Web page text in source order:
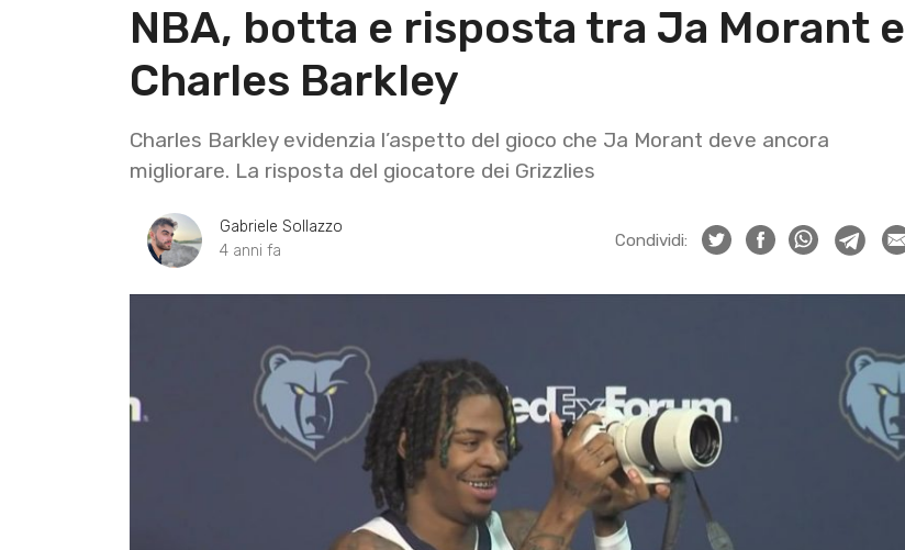
NBA, botta e risposta tra Ja Morant e
Charles Barkley
Charles Barkley evidenzia l’aspetto del gioco che Ja Morant deve ancora
migliorare. La risposta del giocatore dei Grizzlies
Gabriele Sollazzo
4 anni fa
Condividi: